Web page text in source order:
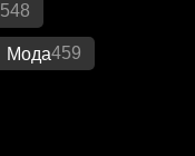
548
Мода459